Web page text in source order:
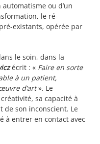
ou d’un
le ré-
existants, opérée par
le soin, dans la
écrit : « Faire en sorte
à un patient,
d’art». Le
sa capacité à
de son inconscient. Le
à entrer en contact avec